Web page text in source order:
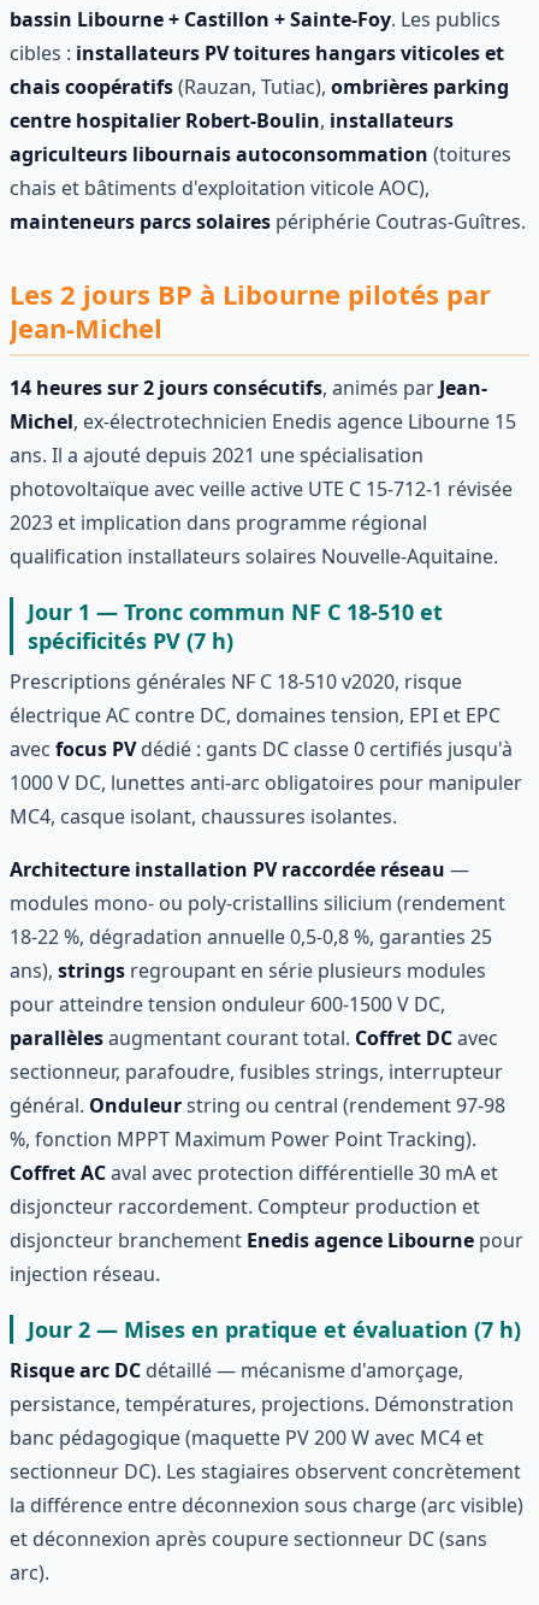
bassin Libourne + Castillon + Sainte-Foy. Les publics
cibles : installateurs PV toitures hangars viticoles et
chais coopératifs(Rauzan, Tutiac), ombrières parking
centre hospitalier Robert-Boulin, installateurs
agriculteurs libournais autoconsommation (toitures
chais et bâtiments d'exploitation viticole AOC),
mainteneurs parcs solaires périphérie Coutras-Guîtres.
Les 2 jours BP à Libourne pilotés par
Jean-Michel
14 heures sur 2 jours consécutifs, animés par Jean-
Michel, ex-électrotechnicien Enedis agence Libourne 15
ans. Il a ajouté depuis 2021 une spécialisation
photovoltaïque avec veille active UTE C 15-712-1 révisée
2023 et implication dans programme régional
qualification installateurs solaires Nouvelle-Aquitaine.
Jour 1 — Tronc commun NF C 18-510 et
spécificités PV (7 h)
Prescriptions générales NF C 18-510 v2020, risque
électrique AC contre DC, domaines tension, EPI et EPC
avec focus PVdédié : gants DC classe 0 certifiés jusqu'à
1000 V DC, lunettes anti-arc obligatoires pour manipuler
MC4, casque isolant, chaussures isolantes.
Architecture installation PV raccordée réseau —
modules mono- ou poly-cristallins silicium (rendement
18-22 %, dégradation annuelle 0,5-0,8 %, garanties 25
ans), strings regroupant en série plusieurs modules
pour atteindre tension onduleur 600-1500 V DC,
parallèlesaugmentant courant total. Coffret DCavec
sectionneur, parafoudre, fusibles strings, interrupteur
général. Onduleurstring ou central (rendement 97-98
%, fonction MPPT Maximum Power Point Tracking).
Coffret ACaval avec protection différentielle 30 mA et
disjoncteur raccordement. Compteur production et
disjoncteur branchement Enedis agence Libourne pour
injection réseau.
Jour 2 — Mises en pratique et évaluation (7 h)
Risque arc DC détaillé — mécanisme d'amorçage,
persistance, températures, projections. Démonstration
banc pédagogique (maquette PV 200 W avec MC4 et
sectionneur DC). Les stagiaires observent concrètement
la différence entre déconnexion sous charge (arc visible)
et déconnexion après coupure sectionneur DC (sans
arc).